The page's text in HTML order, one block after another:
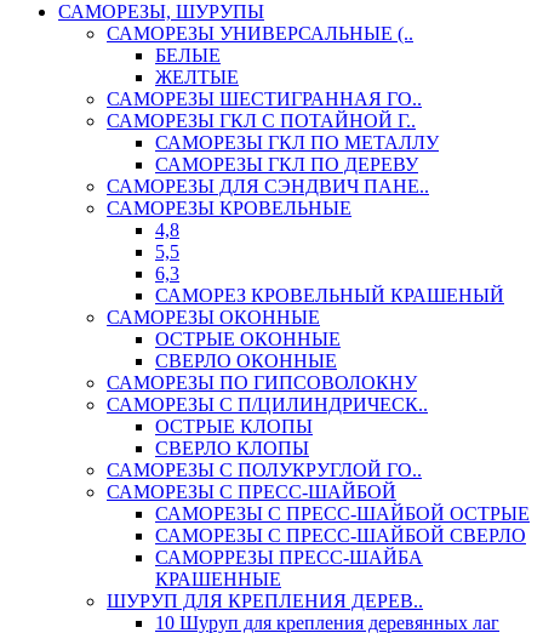
САМОРЕЗЫ, ШУРУПЫ
САМОРЕЗЫ УНИВЕРСАЛЬНЫЕ (..
БЕЛЫЕ
ЖЕЛТЫЕ
САМОРЕЗЫ ШЕСТИГРАННАЯ ГО..
САМОРЕЗЫ ГКЛ С ПОТАЙНОЙ Г..
САМОРЕЗЫ ГКЛ ПО МЕТАЛЛУ
САМОРЕЗЫ ГКЛ ПО ДЕРЕВУ
САМОРЕЗЫ ДЛЯ СЭНДВИЧ ПАНЕ..
САМОРЕЗЫ КРОВЕЛЬНЫЕ
4,8
5,5
6,3
САМОРЕЗ КРОВЕЛЬНЫЙ КРАШЕНЫЙ
САМОРЕЗЫ ОКОННЫЕ
ОСТРЫЕ ОКОННЫЕ
СВЕРЛО ОКОННЫЕ
САМОРЕЗЫ ПО ГИПСОВОЛОКНУ
САМОРЕЗЫ С П/ЦИЛИНДРИЧЕСК..
ОСТРЫЕ КЛОПЫ
СВЕРЛО КЛОПЫ
САМОРЕЗЫ С ПОЛУКРУГЛОЙ ГО..
САМОРЕЗЫ С ПРЕСС-ШАЙБОЙ
САМОРЕЗЫ С ПРЕСС-ШАЙБОЙ ОСТРЫЕ
САМОРЕЗЫ С ПРЕСС-ШАЙБОЙ СВЕРЛО
САМОРРЕЗЫ ПРЕСС-ШАЙБА
КРАШЕННЫЕ
ШУРУП ДЛЯ КРЕПЛЕНИЯ ДЕРЕВ..
10 Шуруп для крепления деревянных лаг